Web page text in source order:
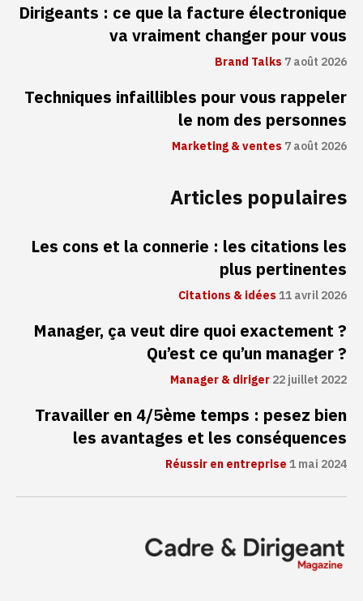
Dirigeants : ce que la facture électronique
va vraiment changer pour vous
Brand Talks7 août 2026
Techniques infaillibles pour vous rappeler
le nom des personnes
Marketing & ventes7 août 2026
Articles populaires
Les cons et la connerie : les citations les
plus pertinentes
Citations & idées11 avril 2026
Manager, ça veut dire quoi exactement ?
Qu’est ce qu’un manager ?
Manager & diriger22 juillet 2022
Travailler en 4/5ème temps : pesez bien
les avantages et les conséquences
Réussir en entreprise1 mai 2024